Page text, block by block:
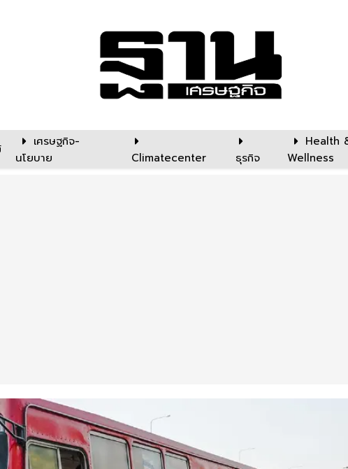
เศรษฐกิจ-
นโยบาย
Climatecenter ธุรกิจ
Health
Wellness